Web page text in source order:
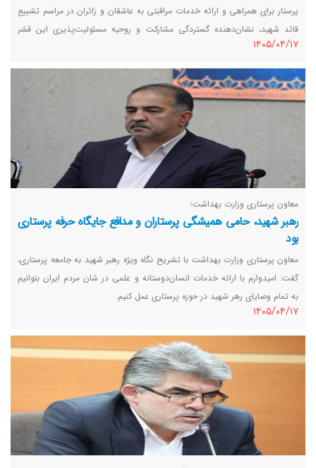
پرستار برای همراهی و ارائه خدمات مراقبتی به عاشقان و زائران در مراسم تشییع
قائد شهید، نشان‌دهنده گستردگی مشارکت و روحیه مسئولیت‌پذیری این قشر
خدمت‌گزار است.
١٤٠٥/٠٤/١٧
معاون پرستاری وزارت بهداشت؛
رهبر شهید، حامی همیشگی پرستاران و مدافع جایگاه حرفه پرستاری
بود
معاون پرستاری وزارت بهداشت با تشریح نگاه ویژه رهبر شهید به جامعه پرستاری،
گفت: امیدوارم با ارائه خدمات انسان‌دوستانه و علمی در شان مردم ایران بتوانیم
به تمام وصایای رهر شهید در حوزه پرستاری عمل کنیم.
١٤٠٥/٠٤/١٧